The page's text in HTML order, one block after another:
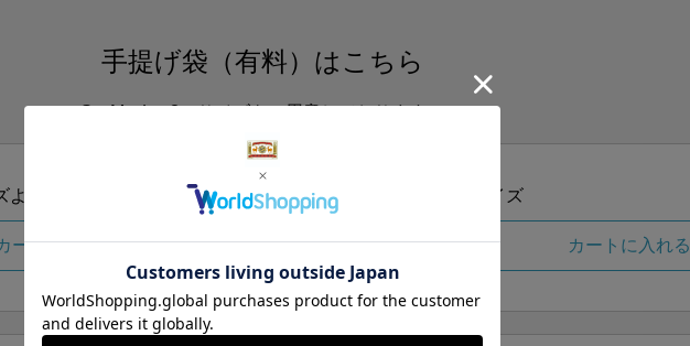
手提げ袋（有料）はこちら
S・M・Lの3つサイズをご用意しております。
より当店にお任せ
ートに入れる
Sサイズ
カートに入れる